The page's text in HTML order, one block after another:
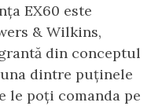
EX60 este
& Wilkins,
din conceptul
dintre puținele
le poți comanda pe